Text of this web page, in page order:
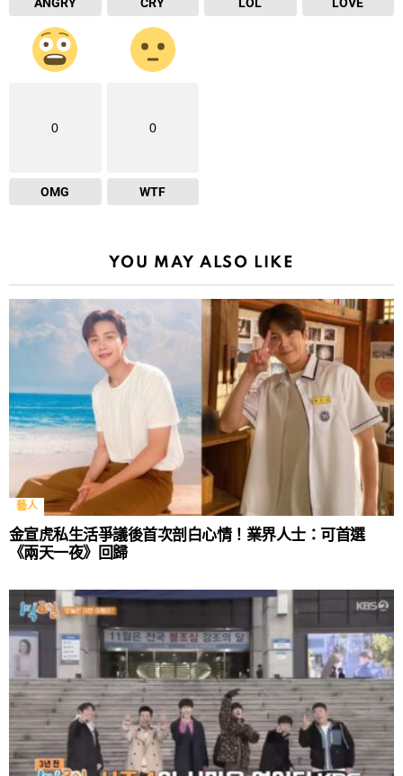
ANGRY CRY LOL LOVE
0
OMG
0
WTF
YOU MAY ALSO LIKE
藝人
金宣虎私生活爭議後首次剖白心情！業界人士：可首選
《兩天一夜》回歸